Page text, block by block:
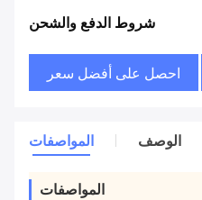
شروط الدفع والشحن
احصل على أفضل سعر
المواصفات الوصف
المواصفات